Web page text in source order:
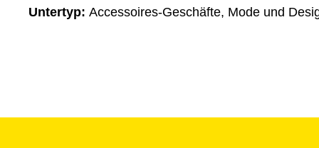
Untertyp: Accessoires-Geschäfte, Mode und